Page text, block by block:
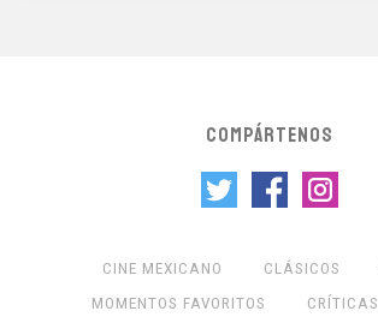
COMPÁRTENOS
CINE MEXICANO CLÁSICOS
MOMENTOS FAVORITOS
CRÍTICAS